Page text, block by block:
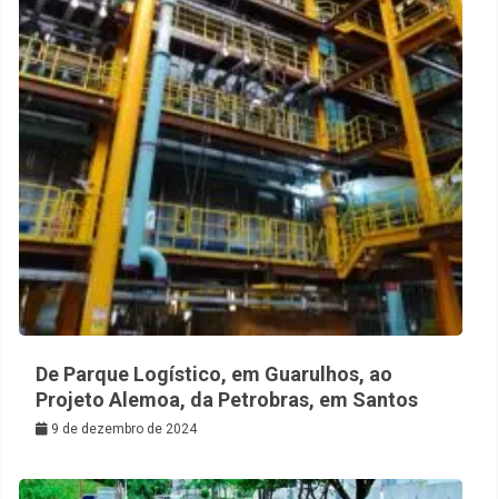
De Parque Logístico, em Guarulhos, ao
Projeto Alemoa, da Petrobras, em Santos
9 de dezembro de 2024